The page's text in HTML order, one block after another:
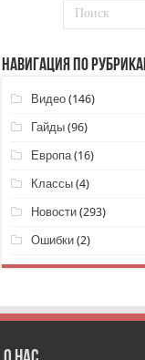
НАВИГАЦИЯ ПО
Видео (146)
Гайды (96)
Европа(16)
Классы (4)
Новости (293)
Ошибки (2)